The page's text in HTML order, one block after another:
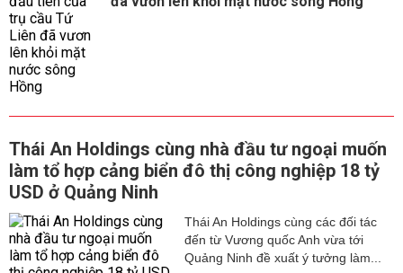
Thái An Holdings cùng nhà đầu tư ngoại muốn
làm tổ hợp cảng biển đô thị công nghiệp 18 tỷ
USD ở Quảng Ninh
Thái An Holdings cùng các đối tác
đến từ Vương quốc Anh vừa tới
Quảng Ninh đề xuất ý tưởng làm...